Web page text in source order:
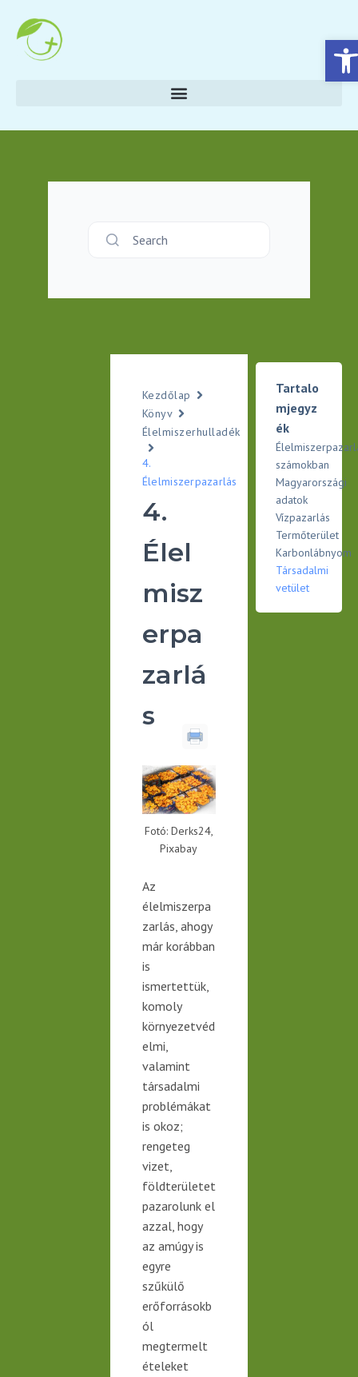
Eszköztár megnyitása
Search
Kezdőlap
Könyv
Élelmiszerhulladék
4.
Élelmiszerpazarlás
4.
Élel
misz
erpa
zarlá
s
Fotó: Derks24,
Pixabay
Az
élelmiszerpa
zarlás, ahogy
már korábban
is
ismertettük,
komoly
környezetvéd
elmi,
valamint
társadalmi
problémákat
is okoz;
rengeteg
vizet,
földterületet
pazarolunk el
azzal, hogy
az amúgy is
egyre
szűkülő
erőforrásokb
ól
megtermelt
ételeket
Tartalo
mjegyz
ék
számokban
Magyarországi
adatok
Vízpazarlás
Termőterület
Karbonlábnyom
Társadalmi
vetület